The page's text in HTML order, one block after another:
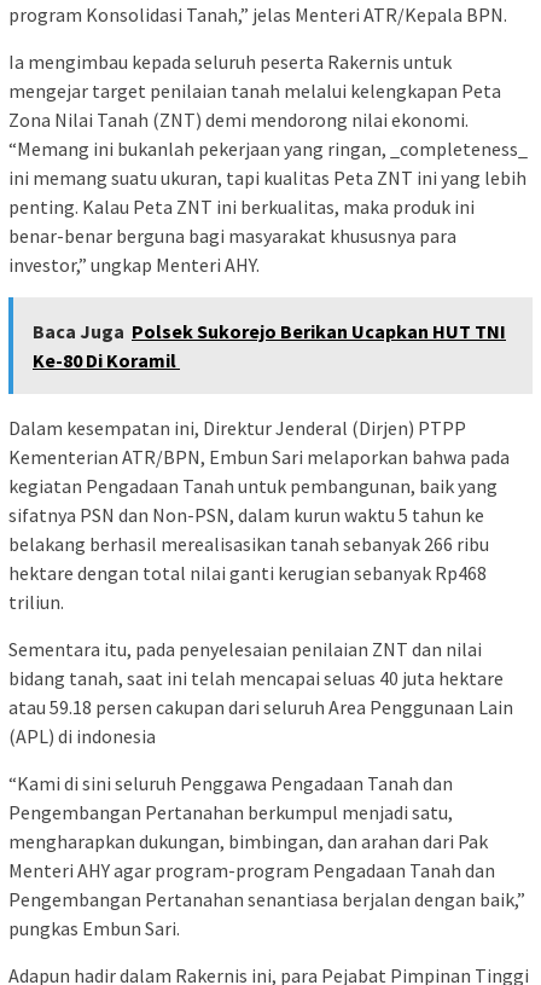
program Konsolidasi Tanah,” jelas Menteri ATR/Kepala BPN.
Ia mengimbau kepada seluruh peserta Rakernis untuk
mengejar target penilaian tanah melalui kelengkapan Peta
Zona Nilai Tanah (ZNT) demi mendorong nilai ekonomi.
“Memang ini bukanlah pekerjaan yang ringan, _completeness_
ini memang suatu ukuran, tapi kualitas Peta ZNT ini yang lebih
penting. Kalau Peta ZNT ini berkualitas, maka produk ini
benar-benar berguna bagi masyarakat khususnya para
investor,” ungkap Menteri AHY.
Baca Juga Polsek Sukorejo Berikan Ucapkan HUT TNI
Ke-80 Di Koramil
Dalam kesempatan ini, Direktur Jenderal (Dirjen) PTPP
Kementerian ATR/BPN, Embun Sari melaporkan bahwa pada
kegiatan Pengadaan Tanah untuk pembangunan, baik yang
sifatnya PSN dan Non-PSN, dalam kurun waktu 5 tahun ke
belakang berhasil merealisasikan tanah sebanyak 266 ribu
hektare dengan total nilai ganti kerugian sebanyak Rp468
triliun.
Sementara itu, pada penyelesaian penilaian ZNT dan nilai
bidang tanah, saat ini telah mencapai seluas 40 juta hektare
atau 59.18 persen cakupan dari seluruh Area Penggunaan Lain
(APL) di indonesia
“Kami di sini seluruh Penggawa Pengadaan Tanah dan
Pengembangan Pertanahan berkumpul menjadi satu,
mengharapkan dukungan, bimbingan, dan arahan dari Pak
Menteri AHY agar program-program Pengadaan Tanah dan
Pengembangan Pertanahan senantiasa berjalan dengan baik,”
pungkas Embun Sari.
Adapun hadir dalam Rakernis ini, para Pejabat Pimpinan Tinggi